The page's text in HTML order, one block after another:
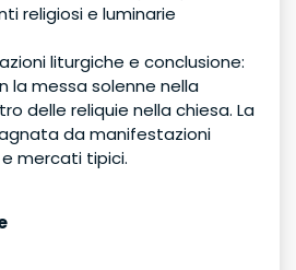
religiosi e luminarie
liturgiche e conclusione:
la messa solenne nella
delle reliquie nella chiesa. La
da manifestazioni
mercati tipici.